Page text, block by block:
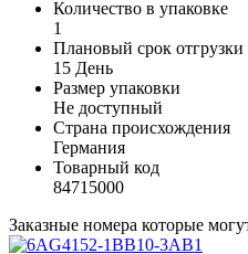
Количество в упаковке
1
Плановый срок отгрузки
15 День
Размер упаковки
Не доступный
Страна происхождения
Германия
Товарный код
84715000
Заказные номера которые